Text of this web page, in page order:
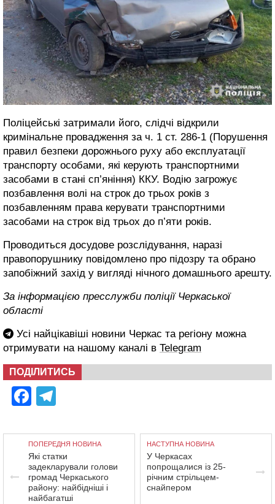
Поліцейські затримали його, слідчі відкрили
кримінальне провадження за ч. 1 ст. 286-1 (Порушення
правил безпеки дорожнього руху або експлуатації
транспорту особами, які керують транспортними
засобами в стані сп’яніння) ККУ. Водію загрожує
позбавлення волі на строк до трьох років з
позбавленням права керувати транспортними
засобами на строк від трьох до п’яти років.
Проводиться досудове розслідування, наразі
правопорушнику повідомлено про підозру та обрано
запобіжний захід у вигляді нічного домашнього арешту.
За інформацією пресслужби поліції Черкаської
області
Усі найцікавіші новини Черкас та регіону можна
отримувати на нашому каналі в Telegram
ПОДІЛИТИСЬ
Facebook
ПОПЕРЕДНЯ НОВИНА
Які статки
задекларували голови
громад Черкаського
району: найбідніші і
найбагатші
НАСТУПНА НОВИНА
У Черкасах
попрощалися із 25-
річним стрільцем-
снайпером